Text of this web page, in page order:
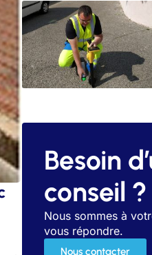
Besoin
conseil ?
Nous sommes à
vous répondre.
Nous contacter